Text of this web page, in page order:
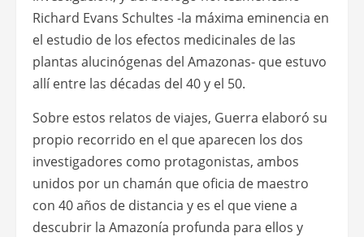
Richard Evans Schultes -la máxima eminencia en
el estudio de los efectos medicinales de las
plantas alucinógenas del Amazonas- que estuvo
allí entre las décadas del 40 y el 50.
Sobre estos relatos de viajes, Guerra elaboró su
propio recorrido en el que aparecen los dos
investigadores como protagonistas, ambos
unidos por un chamán que oficia de maestro
con 40 años de distancia y es el que viene a
descubrir la Amazonía profunda para ellos y